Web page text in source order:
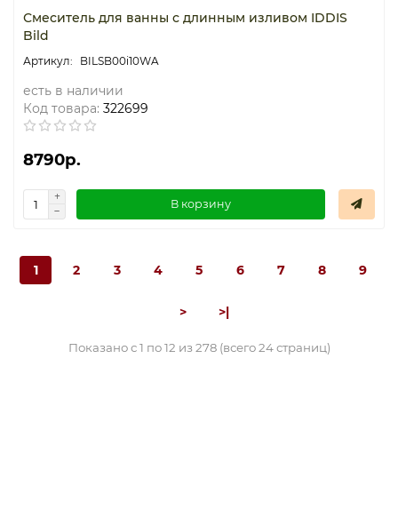
Смеситель для ванны с длинным изливом IDDIS
Bild
BILSB00i10WA
есть в наличии
Код товара: 322699
8790р.
В корзину
1 2 3 4 5 6 7 8 9
> >|
Показано с 1 по 12 из 278 (всего 24 страниц)